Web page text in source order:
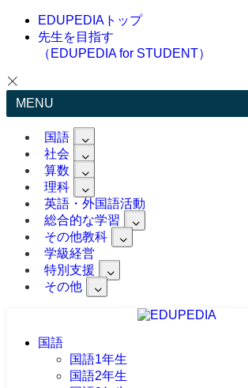
EDUPEDIAトップ
先生を目指す
（EDUPEDIA for STUDENT）
MENU
国語
社会
算数
理科
英語・外国語活動
総合的な学習
その他教科
学級経営
特別支援
その他
国語
国語1年生
国語2年生